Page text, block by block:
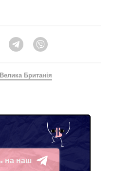
Twitter Telegram
Велика Британія
на наш